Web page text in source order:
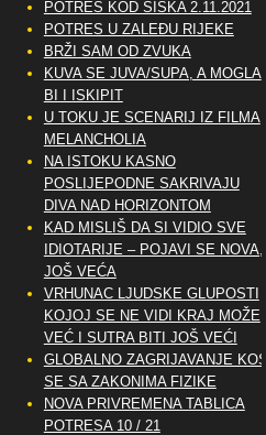
POTRES KOD SISKA 2.11.2021
POTRES U ZALEĐU RIJEKE
BRŽI SAM OD ZVUKA
KUVA SE JUVA/SUPA, A MOGLA
BI I ISKIPIT
U TOKU JE SCENARIJ IZ FILMA
MELANCHOLIA
NA ISTOKU KASNO
POSLIJEPODNE SAKRIVAJU
DIVA NAD HORIZONTOM
KAD MISLIŠ DA SI VIDIO SVE
IDIOTARIJE – POJAVI SE NOVA,..
JOŠ VEĆA
VRHUNAC LJUDSKE GLUPOSTI
KOJOJ SE NE VIDI KRAJ MOŽE
VEĆ I SUTRA BITI JOŠ VEĆI
GLOBALNO ZAGRIJAVANJE KOSI
SE SA ZAKONIMA FIZIKE
NOVA PRIVREMENA TABLICA
POTRESA 10 / 21